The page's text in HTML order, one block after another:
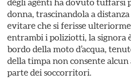
donna, trascinandola a
evitare che si ferisse
entrambi i poliziotti, la signora
bordo della moto d’acqua,
della timpa non consente alcun
parte dei soccorritori.